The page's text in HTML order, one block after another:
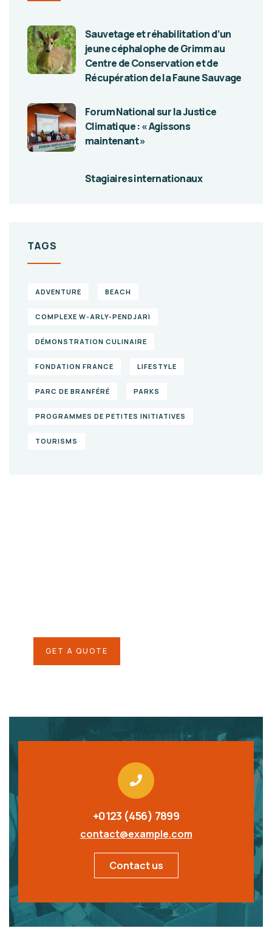
Sauvetage et réhabilitation d’un
jeune céphalophe de Grimm au
Centre de Conservation et de
Récupération de la Faune Sauvage
Forum National sur la Justice
Climatique : « Agissons
maintenant »
Stagiaires internationaux
TAGS
ADVENTURE BEACH
COMPLEXE W-ARLY-PENDJARI
DÉMONSTRATION CULINAIRE
FONDATION FRANCE LIFESTYLE
PARC DE BRANFÉRÉ PARKS
PROGRAMMES DE PETITES INITIATIVES
TOURISMS
GET A QUOTE
+0123 (456) 7899
contact@example.com
Contact us